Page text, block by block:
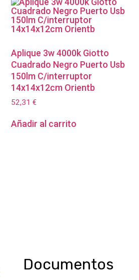
Aplique 3w 4000k Giotto
Cuadrado Negro Puerto Usb
150lm C/interruptor
14x14x12cm Orientb
52,31 €
Añadir al carrito
Documentos